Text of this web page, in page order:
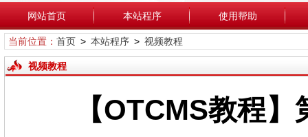
网站首页 本站程序 使用帮助
当前位置： 首页> 本站程序> 视频教程
视频教程
【OTCMS教程